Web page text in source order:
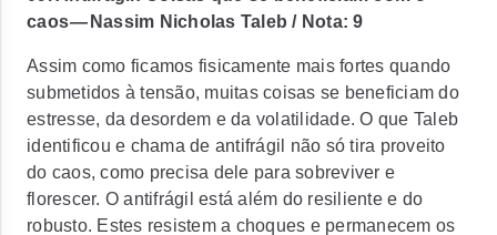
caos — Nassim Nicholas Taleb / Nota: 9
Assim como ficamos fisicamente mais fortes quando
submetidos à tensão, muitas coisas se beneficiam do
estresse, da desordem e da volatilidade. O que Taleb
identificou e chama de antifrágil não só tira proveito
do caos, como precisa dele para sobreviver e
florescer. O antifrágil está além do resiliente e do
robusto. Estes resistem a choques e permanecem os